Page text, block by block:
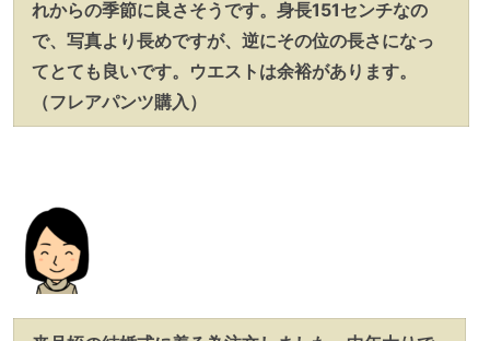
れからの季節に良さそうです。身長151センチなの
で、写真より長めですが、逆にその位の長さになっ
てとても良いです。ウエストは余裕があります。
（フレアパンツ購入）